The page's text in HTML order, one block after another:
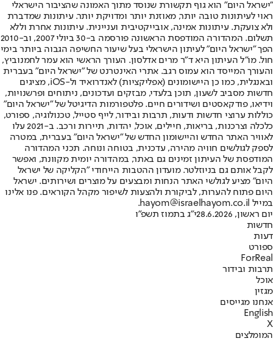
"ישראל היום" הוא גוף תקשורת שנוסד מתוך האמונה שהציבור הישראלי
ראוי לעיתונות טובה יותר, מאוזנת יותר ומדויקת יותר. עיתונות שמדברת
ולא צועקת. עיתונות אמינה, אובייקטיבית ועניינית. עיתונות אחרת וללא
תשלום. המהדורה המודפסת הראשונה פורסמה ב-30 ביולי 2007, וב-2010
הפך "ישראל היום" לעיתון הישראלי בעל שיעור החשיפה הגבוה ביותר בימי
חול. מו"ל העיתון היא ד"ר מרים אדלסון. העורך הראשי הוא עמר לחמנוביץ,
והעורך המייסד הוא עמוס רגב. אתרי האינטרנט של "ישראל היום" בעברית
ובאנגלית, כמו כן היישומונים (אפליקציות) לאנדרואיד ול-iOS, מציגים
חדשות מסביב לשעון, תוכן בלעדי, מבזקים ועדכונים, ניתוחים ופרשנויות,
וידיאו, פודקאסטים ושידורים חיים. פלטפורמות הדיגיטל של "ישראל היום"
כוללות ערוצי חדשות ודעות, תרבות ובידור, לייף סטייל, טכנולוגיה, ספורט,
כלכלה וצרכנות, בריאות, חיילים, אוכל, יהדות, תיירות ורכב. ב-2021 עלו
לאוויר האתר החדש והיישומון החדש של "ישראל היום" בעברית, במטרה
לספק לגולשים חוויה מהירה, עדכנית, בטוחה ונוחה. תכני המהדורה
המודפסת של העיתון זמינים גם באתר, במהדורה יומית מקוונת, ואפשר
לקבל אותם גם בניוזלטר. מועדון ההטבות הייחודי "הקליקה של ישראל
היום" מציע לגולשי האתר הנחות ומבצעים על מוצרים ושירותים. ישראל
היום פתוח להערות, לביקורת ולהצעות לשיפור מקהל הקוראים. פנו אלינו
במייל hayom@israelhayom.co.il.
יום ראשון, 28.6.2026
י"ג בתמוז תשפ"ו
חדשות
דעות
ספורט
ForReal
תרבות ובידור
אוכל
מגזין
אנחנו מגייסים
English
X
המומלצים